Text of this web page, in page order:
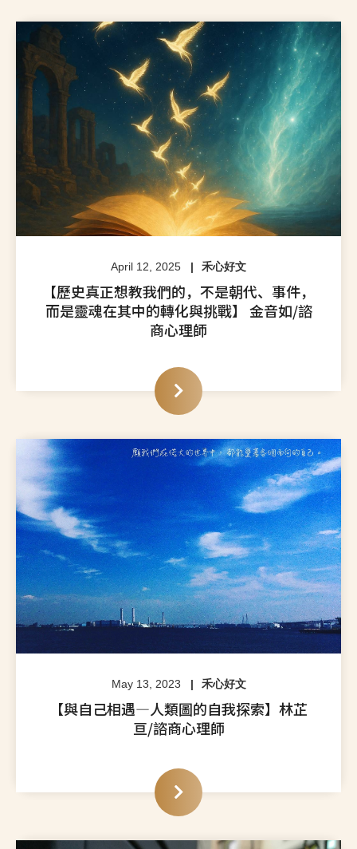
April 12, 2025 禾心好文
【歷史真正想教我們的，不是朝代、事件，
而是靈魂在其中的轉化與挑戰】 金音如/諮
商心理師
May 13, 2023 禾心好文
【與自己相遇—人類圖的自我探索】林芷
亘/諮商心理師